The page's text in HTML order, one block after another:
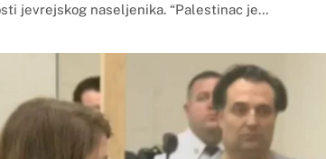
jevrejskog naseljenika. “Palestinac je…